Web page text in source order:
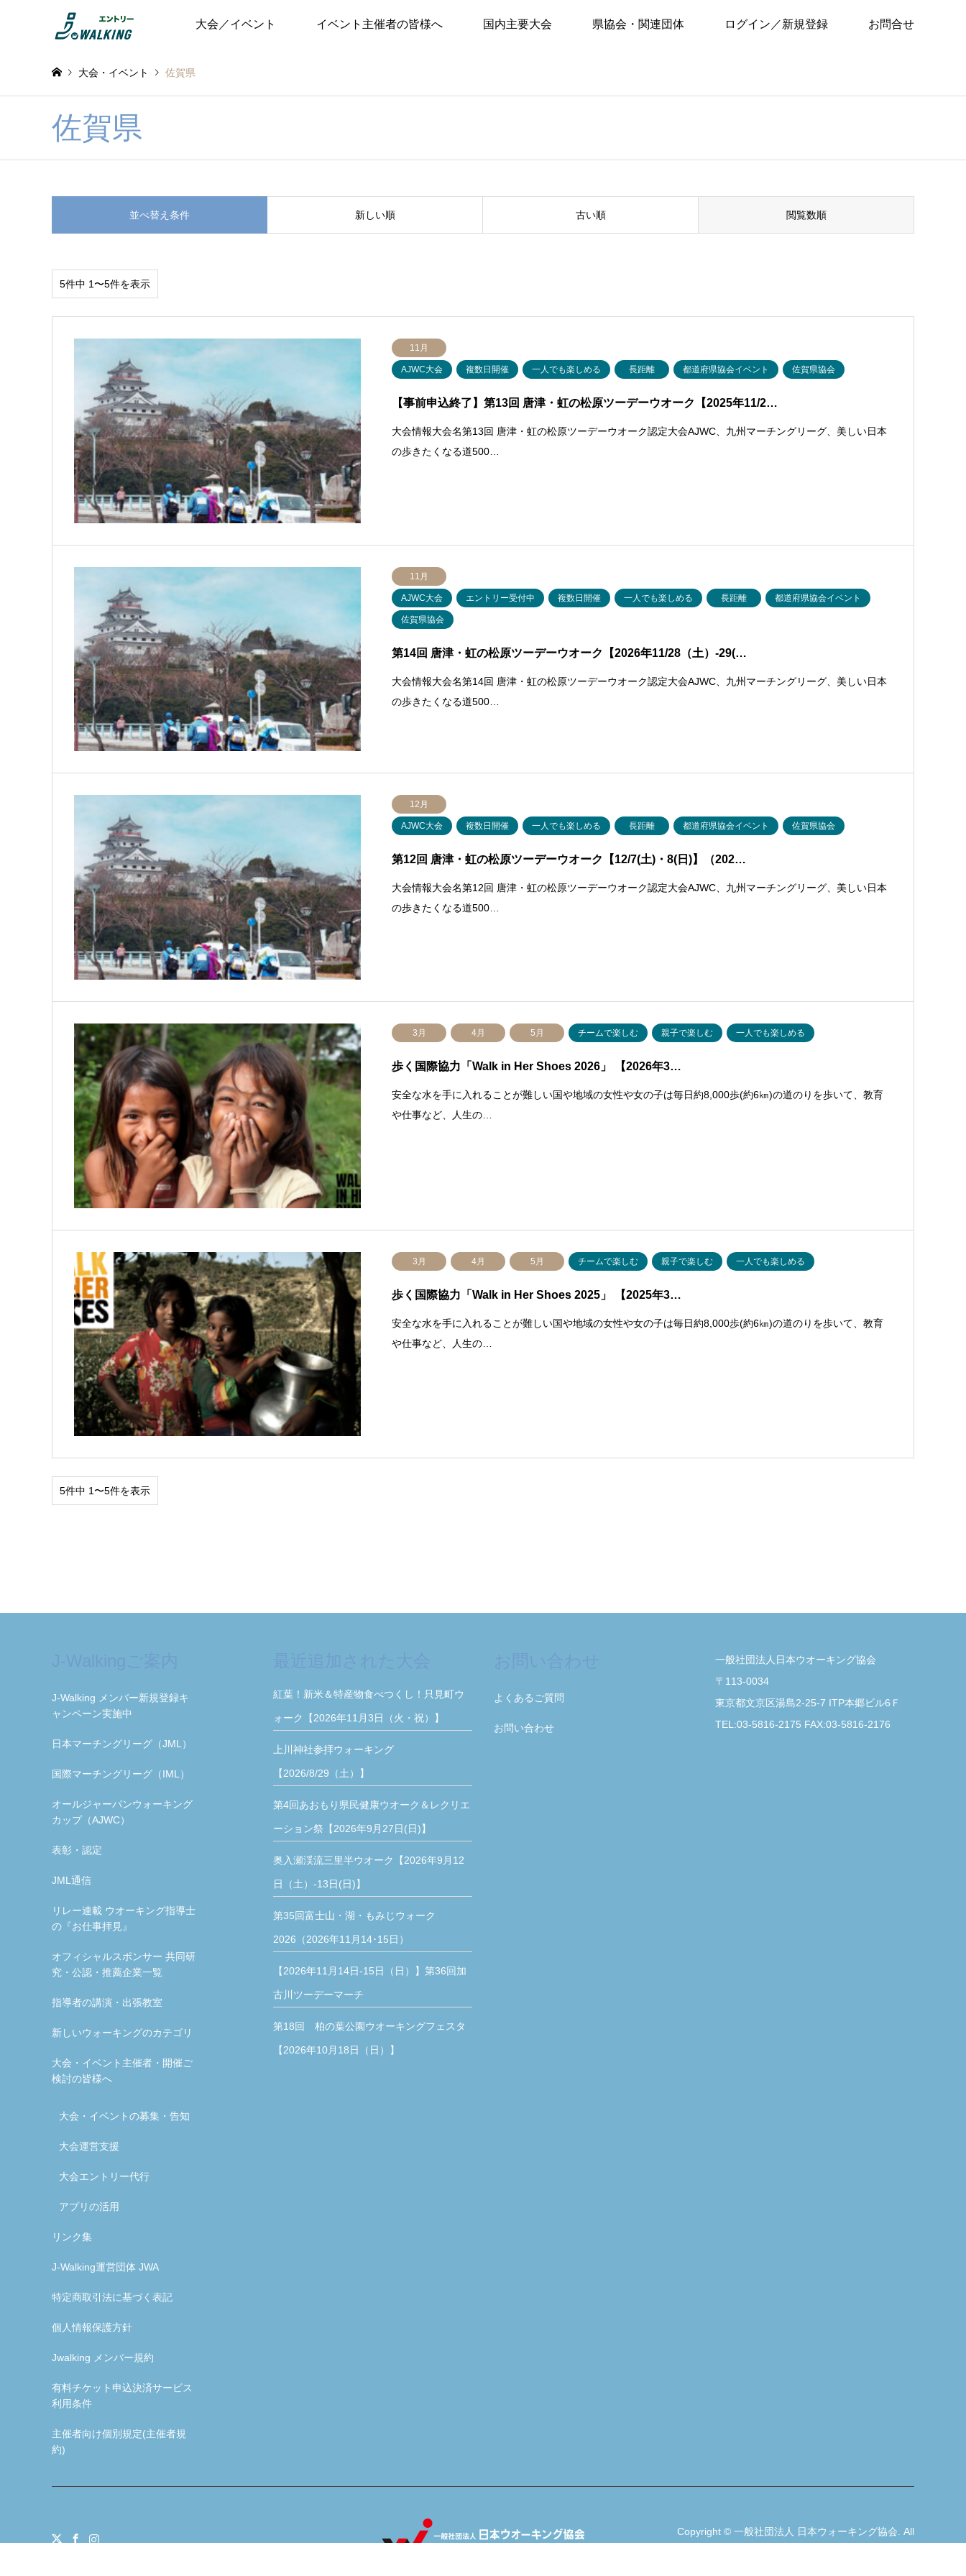
大会／イベント イベント主催者の皆様へ 国内主要大会 県協会・関連団体 ログイン／新規登録 お問合せ
大会・イベント 佐賀県
佐賀県
並べ替え条件 新しい順 古い順 閲覧数順
5件中 1〜5件を表示
11月
AJWC大会 複数日開催 一人でも楽しめる 長距離 都道府県協会イベント 佐賀県協会
【事前申込終了】第13回 唐津・虹の松原ツーデーウオーク【2025年11/2…
大会情報大会名第13回 唐津・虹の松原ツーデーウオーク認定大会AJWC、九州マーチングリーグ、美しい日本
の歩きたくなる道500…
11月
AJWC大会 エントリー受付中 複数日開催 一人でも楽しめる 長距離 都道府県協会イベント
佐賀県協会
第14回 唐津・虹の松原ツーデーウオーク【2026年11/28（土）-29(…
大会情報大会名第14回 唐津・虹の松原ツーデーウオーク認定大会AJWC、九州マーチングリーグ、美しい日本
の歩きたくなる道500…
12月
AJWC大会 複数日開催 一人でも楽しめる 長距離 都道府県協会イベント 佐賀県協会
第12回 唐津・虹の松原ツーデーウオーク【12/7(土)・8(日)】（202…
大会情報大会名第12回 唐津・虹の松原ツーデーウオーク認定大会AJWC、九州マーチングリーグ、美しい日本
の歩きたくなる道500…
3月 4月 5月 チームで楽しむ 親子で楽しむ 一人でも楽しめる
歩く国際協力「Walk in Her Shoes 2026」 【2026年3…
安全な水を手に入れることが難しい国や地域の女性や女の子は毎日約8,000歩(約6㎞)の道のりを歩いて、教育
や仕事など、人生の…
3月 4月 5月 チームで楽しむ 親子で楽しむ 一人でも楽しめる
歩く国際協力「Walk in Her Shoes 2025」 【2025年3…
安全な水を手に入れることが難しい国や地域の女性や女の子は毎日約8,000歩(約6㎞)の道のりを歩いて、教育
や仕事など、人生の…
5件中 1〜5件を表示
J-Walking メンバー新規登録キ
ャンペーン実施中
日本マーチングリーグ（JML）
国際マーチングリーグ（IML）
オールジャーパンウォーキング
カップ（AJWC）
表彰・認定
JML通信
リレー連載 ウオーキング指導士
の『お仕事拝見』
オフィシャルスポンサー 共同研
究・公認・推薦企業一覧
指導者の講演・出張教室
新しいウォーキングのカテゴリ
大会・イベント主催者・開催ご
検討の皆様へ
大会・イベントの募集・告知
大会運営支援
大会エントリー代行
アプリの活用
リンク集
J-Walking運営団体 JWA
特定商取引法に基づく表記
個人情報保護方針
Jwalking メンバー規約
有料チケット申込決済サービス
利用条件
主催者向け個別規定(主催者規
約)
紅葉！新米＆特産物食べつくし！只見町ウ
ォーク【2026年11月3日（火・祝）】
上川神社参拝ウォーキング
【2026/8/29（土）】
第4回あおもり県民健康ウオーク＆レクリエ
ーション祭【2026年9月27日(日)】
奥入瀬渓流三里半ウオーク【2026年9月12
日（土）-13日(日)】
第35回富士山・湖・もみじウォーク
2026（2026年11月14･15日）
【2026年11月14日-15日（日）】第36回加
古川ツーデーマーチ
第18回 柏の葉公園ウオーキングフェスタ
【2026年10月18日（日）】
よくあるご質問
お問い合わせ
一般社団法人日本ウオーキング協会
〒113-0034
東京都文京区湯島2-25-7 ITP本郷ビル6Ｆ
TEL:03-5816-2175 FAX:03-5816-2176
Copyright © 一般社団法人 日本ウォーキング協会. All